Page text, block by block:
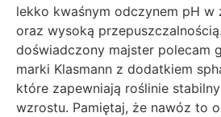
lekko kwaśnym odczynem pH w
oraz wysoką
doświadczony majster polecam
marki Klasmann z dodatkiem
które zapewniają roślinie
wzrostu. Pamiętaj, że nawóz to